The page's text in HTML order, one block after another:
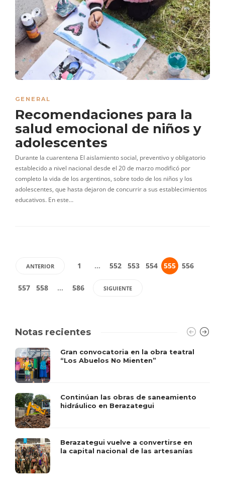
GENERAL
Recomendaciones para la
salud emocional de niños y
adolescentes
Durante la cuarentena El aislamiento social, preventivo y obligatorio
establecido a nivel nacional desde el 20 de marzo modificó por
completo la vida de los argentinos, sobre todo de los niños y los
adolescentes, que hasta dejaron de concurrir a sus establecimientos
educativos. En este…
ANTERIOR 1 … 552 553 554 555 556
557 558 … 586 SIGUIENTE
Notas recientes
Gran convocatoria en la obra teatral
“Los Abuelos No Mienten”
Continúan las obras de saneamiento
hidráulico en Berazategui
Berazategui vuelve a convertirse en
la capital nacional de las artesanías